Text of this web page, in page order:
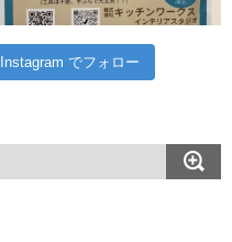
Instagram でフォロー